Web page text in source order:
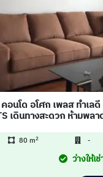
อนโด อโศก เพลส ทำเล
เดินทางสะดวก ห้ามพลา
80 m2 -
ว่างให้เ